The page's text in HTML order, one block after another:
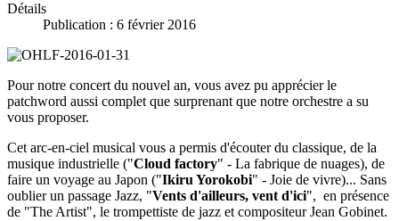
Détails
Publication : 6 février 2016
Pour notre concert du nouvel an, vous avez pu apprécier le
patchword aussi complet que surprenant que notre orchestre a su
vous proposer.
Cet arc-en-ciel musical vous a permis d'écouter du classique, de la
musique industrielle ("Cloud factory" - La fabrique de nuages), de
faire un voyage au Japon ("Ikiru Yorokobi" - Joie de vivre)... Sans
oublier un passage Jazz, "Vents d'ailleurs, vent d'ici", en présence
de "The Artist", le trompettiste de jazz et compositeur Jean Gobinet.